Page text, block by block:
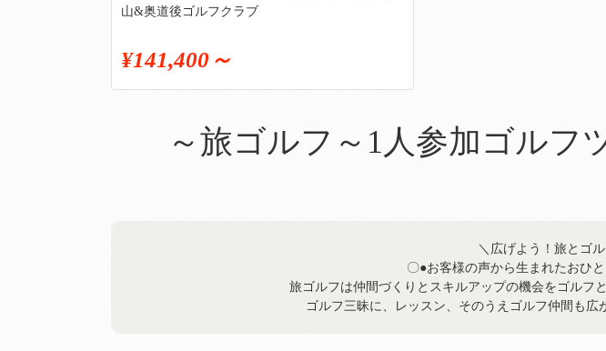
山&奥道後ゴルフクラブ
¥141,400～
～旅ゴルフ～1人参加ゴルフ
＼広げよう！旅とゴ
〇●お客様の声から生まれたおひ
旅ゴルフは仲間づくりとスキルアップの機会をゴルフ
ゴルフ三昧に、レッスン、そのうえゴルフ仲間も